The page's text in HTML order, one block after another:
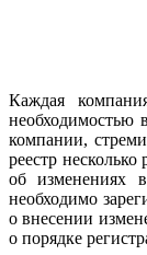
Каждая
компании,
реестр
об изменениях
необходимо
о внесении
о порядке